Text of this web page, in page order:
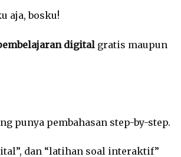
aja, bosku!
digital gratis maupun
punya pembahasan step-by-step.
dan “latihan soal interaktif”